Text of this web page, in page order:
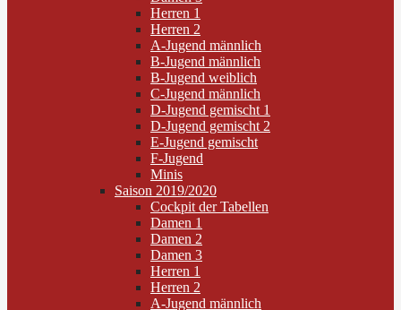
Herren 1
Herren 2
A-Jugend männlich
B-Jugend männlich
B-Jugend weiblich
C-Jugend männlich
D-Jugend gemischt 1
D-Jugend gemischt 2
E-Jugend gemischt
F-Jugend
Minis
Saison 2019/2020
Cockpit der Tabellen
Damen 1
Damen 2
Damen 3
Herren 1
Herren 2
A-Jugend männlich